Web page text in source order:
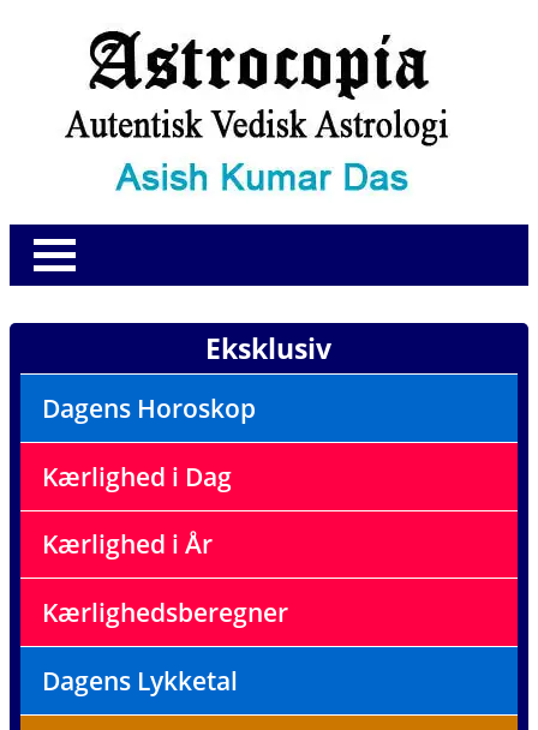
Eksklusiv
Dagens Horoskop
Kærlighed i Dag
Kærlighed i År
Kærlighedsberegner
Dagens Lykketal